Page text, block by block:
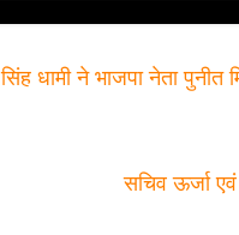
धामी ने भाजपा नेता पुनीत
सचिव ऊर्जा